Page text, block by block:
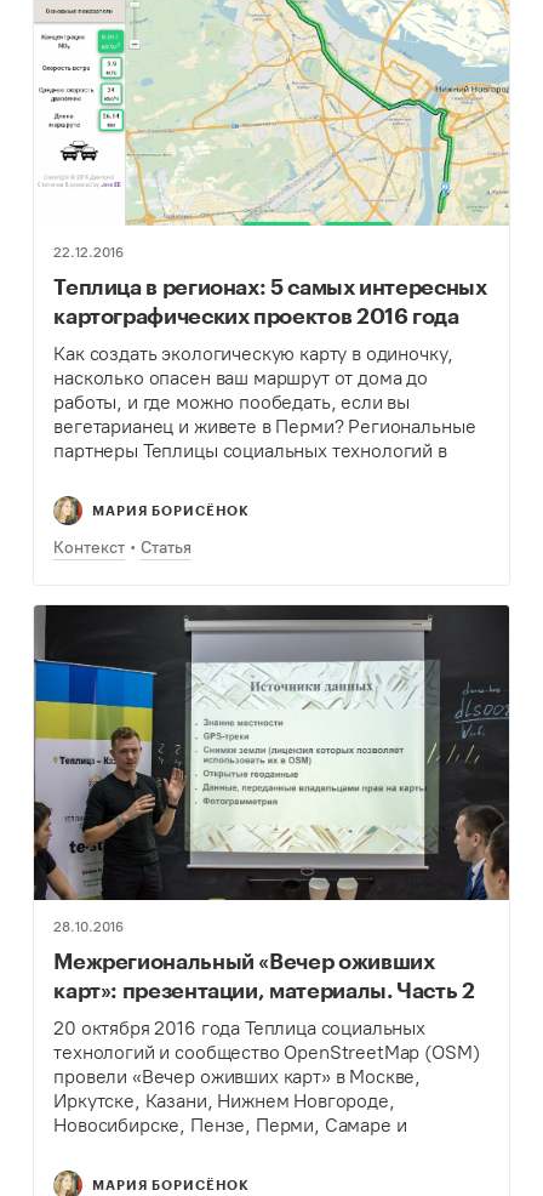
22.12.2016
Теплица в регионах: 5 самых интересных
картографических проектов 2016 года
Как создать экологическую карту в одиночку,
насколько опасен ваш маршрут от дома до
работы, и где можно пообедать, если вы
вегетарианец и живете в Перми? Региональные
партнеры Теплицы социальных технологий в
про самые заметные картографические…
МАРИЯ БОРИСЁНОК
Контекст Статья
28.10.2016
Межрегиональный «Вечер оживших
карт»: презентации, материалы. Часть 2
20 октября 2016 года Теплица социальных
технологий и сообщество OpenStreetMap (OSM)
провели «Вечер оживших карт» в Москве,
Иркутске, Казани, Нижнем Новгороде,
Новосибирске, Пензе, Перми, Самаре и
карт» в каждом городе.
МАРИЯ БОРИСЁНОК